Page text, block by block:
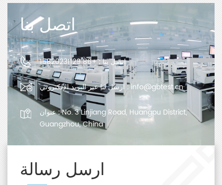
اتصل بنا
اتصل بنا :+86 15820231129
ارسل لنا عبر البريد الإلكتروني :info@gbtest.cn
عنوان :No. 3 Linjiang Road, Huangpu District,
Guangzhou, China
ارسل رسالة